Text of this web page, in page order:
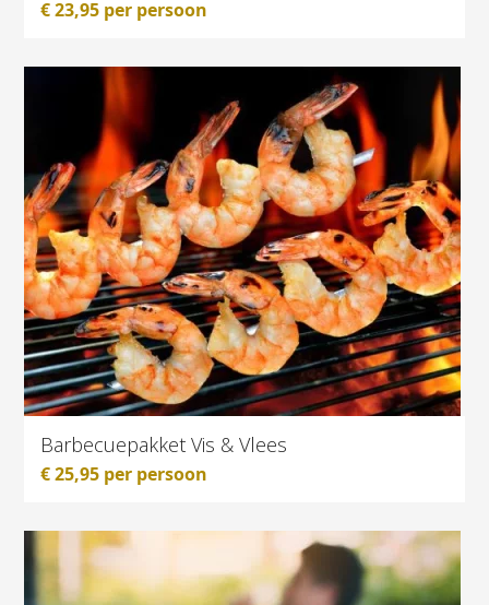
€23,95 per persoon
Barbecuepakket Vis & Vlees
€25,95 per persoon